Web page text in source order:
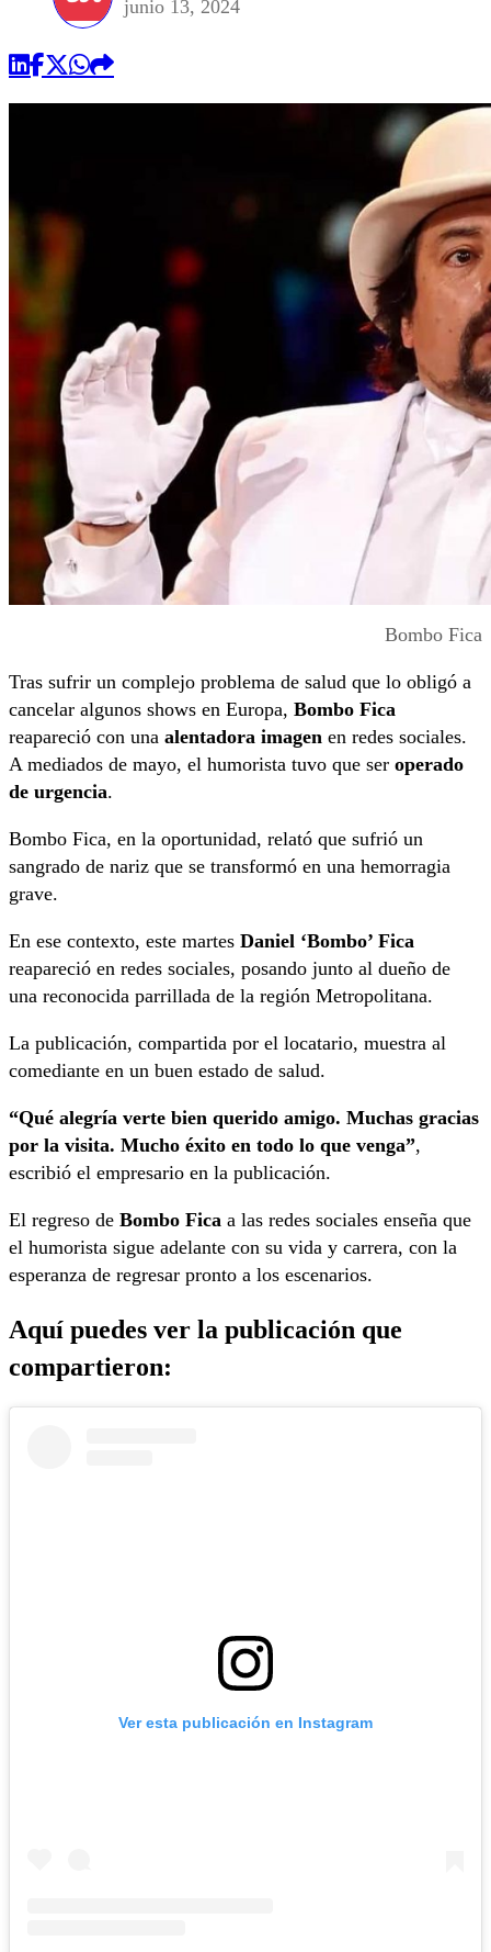
junio 13, 2024
Bombo Fica
Tras sufrir un complejo problema de salud que lo obligó a
cancelar algunos shows en Europa, Bombo Fica
reapareció con una alentadora imagen en redes sociales.
A mediados de mayo, el humorista tuvo que ser operado
de urgencia.
Bombo Fica, en la oportunidad, relató que sufrió un
sangrado de nariz que se transformó en una hemorragia
grave.
En ese contexto, este martes Daniel ‘Bombo’ Fica
reapareció en redes sociales, posando junto al dueño de
una reconocida parrillada de la región Metropolitana.
La publicación, compartida por el locatario, muestra al
comediante en un buen estado de salud.
“Qué alegría verte bien querido amigo. Muchas gracias
por la visita. Mucho éxito en todo lo que venga”,
escribió el empresario en la publicación.
El regreso de Bombo Fica a las redes sociales enseña que
el humorista sigue adelante con su vida y carrera, con la
esperanza de regresar pronto a los escenarios.
Aquí puedes ver la publicación que
compartieron:
Ver esta publicación en Instagram